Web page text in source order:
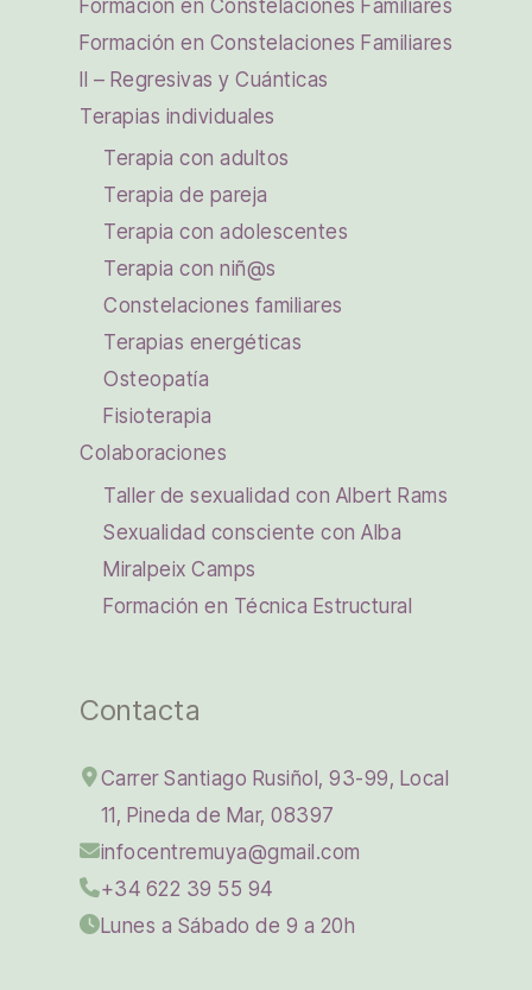
Formación en Constelaciones Familiares
Formación en Constelaciones Familiares
II – Regresivas y Cuánticas
Terapias individuales
Terapia con adultos
Terapia de pareja
Terapia con adolescentes
Terapia con niñ@s
Constelaciones familiares
Terapias energéticas
Osteopatía
Fisioterapia
Colaboraciones
Taller de sexualidad con Albert Rams
Sexualidad consciente con Alba
Miralpeix Camps
Formación en Técnica Estructural
Contacta
Carrer Santiago Rusiñol, 93-99, Local
11, Pineda de Mar, 08397
infocentremuya@gmail.com
+34 622 39 55 94
Lunes a Sábado de 9 a 20h